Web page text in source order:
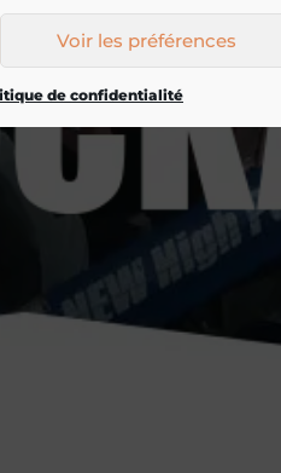
Voir les préférences
de confidentialité